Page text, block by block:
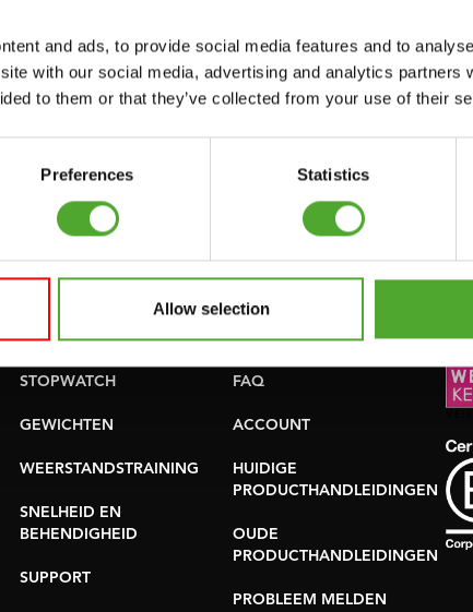
and ads, to provide social media features and to
with our social media, advertising and analytics partners
to them or that they’ve collected from your use of their
Preferences Statistics
Allow selection
Accessoires
TRAINING
STOPWATCH
GEWICHTEN
WEERSTANDSTRAINING
SNELHEID EN
BEHENDIGHEID
SUPPORT
Service
BESTELLING
HERROEPEN
FAQ
ACCOUNT
HUIDIGE
PRODUCTHANDLEIDINGEN
OUDE
PRODUCTHANDLEIDINGEN
PROBLEEM MELDEN